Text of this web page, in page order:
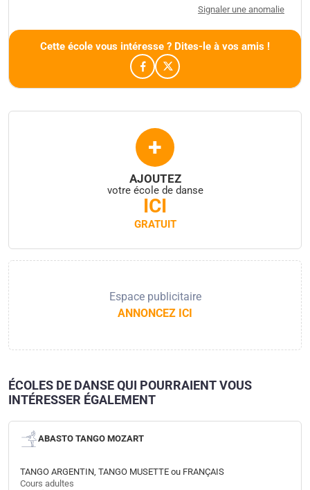
Signaler une anomalie
Cette école vous intéresse ? Dites-le à vos amis !
+
AJOUTEZ
votre école de danse
ICI
GRATUIT
Espace publicitaire
ANNONCEZ ICI
ÉCOLES DE DANSE QUI POURRAIENT VOUS
INTÉRESSER ÉGALEMENT
ABASTO TANGO MOZART
TANGO ARGENTIN, TANGO MUSETTE ou FRANÇAIS
Cours adultes